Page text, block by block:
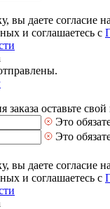
вы даете согласие
и соглашаетесь с
заказа оставьте
Это
Это
вы даете согласие
и соглашаетесь с